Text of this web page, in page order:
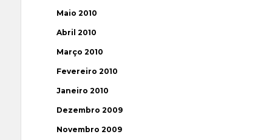
Maio 2010
Abril 2010
Março 2010
Fevereiro 2010
Janeiro 2010
Dezembro 2009
Novembro 2009